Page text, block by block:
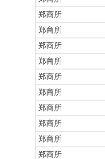
郑商所
郑商所
郑商所
郑商所
郑商所
郑商所
郑商所
郑商所
郑商所
郑商所